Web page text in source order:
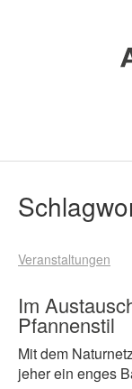
PROGRAMM 2026
PROJEKTE
BESUCH
ÜBER UNS
Veranstaltungen
Im
Pfannenstil
Mit dem
jeher ein enges